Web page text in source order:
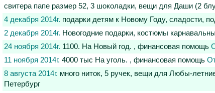
свитера папе размер 52, 3 шоколадки, вещи для Даши (2
4 декабря 2014г. подарки детям к Новому Году, сладости,
2 декабря 2014г. Новогодние подарки, костюмы
24 ноября 2014г. 1100. На Новый год. , финансовая помощь
11 ноября 2014г. 4000 тыс На уголь. , финансовая помощь
8 августа 2014г. много ниток, 5 ручек, вещи для Любы-
Петербург